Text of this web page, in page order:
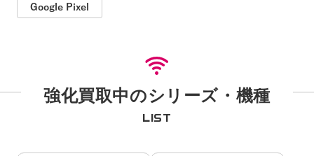
Google Pixel
強化買取中のシリーズ・機種
LIST